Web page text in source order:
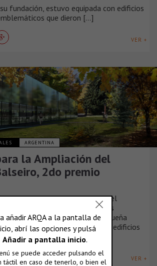
fundación, estuvo equipada con edificios
que dieron [...]
VER +
ARGENTINA
la Ampliación del
2do premio
entre el Pabellón de Mecánica y el
los nuevos Laboratorios
presentan como una única pequeña
solo dos plantas por sobre los edificios
VER +